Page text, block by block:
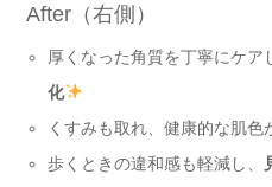
After（右側）
厚くなった角質を丁寧にケア
化
くすみも取れ、健康的な肌色
歩くときの違和感も軽減し、